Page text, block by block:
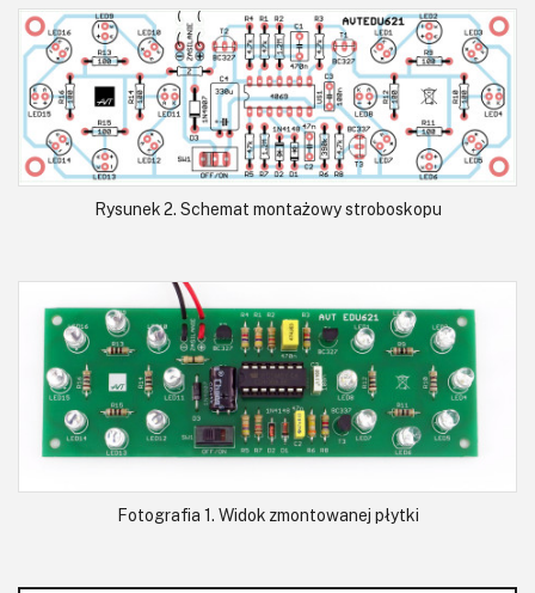
Rysunek 2. Schemat montażowy stroboskopu
Fotografia 1. Widok zmontowanej płytki